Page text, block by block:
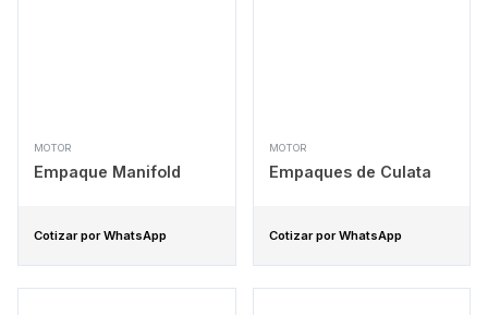
MOTOR
Empaque Manifold
Cotizar por WhatsApp
MOTOR
Empaques de Culata
Cotizar por WhatsApp